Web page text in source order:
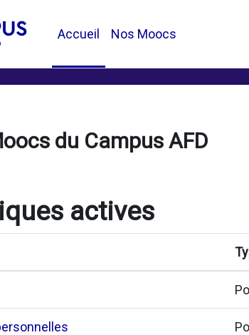
Accueil
Nos Moocs
du Campus AFD
actives